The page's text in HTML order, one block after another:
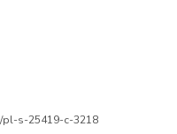
pl-s-25419-c-3218